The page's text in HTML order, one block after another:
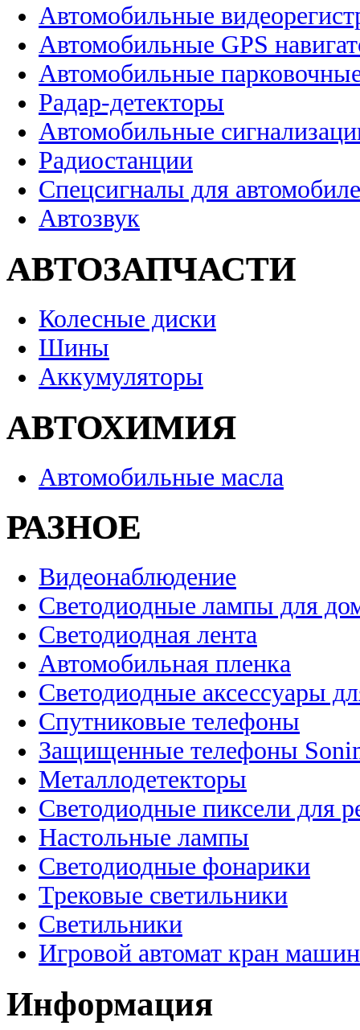
Автомобильные
Автомобильные GPS
Автомобильные
Радар-детекторы
Автомобильные
Радиостанции
Спецсигналы для
Автозвук
АВТОЗАПЧАСТИ
Колесные диски
Шины
Аккумуляторы
АВТОХИМИЯ
Автомобильные масла
РАЗНОЕ
Видеонаблюдение
Светодиодные лампы для
Светодиодная лента
Автомобильная пленка
Светодиодные аксессуары
Спутниковые телефоны
Защищенные телефоны
Металлодетекторы
Светодиодные пиксели для
Настольные лампы
Светодиодные фонарики
Трековые светильники
Светильники
Игровой автомат кран
Информация